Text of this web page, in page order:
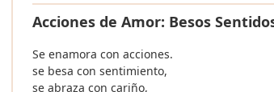
Acciones de Amor: Besos
Se enamora con acciones.
se besa con sentimiento,
se abraza con cariño,